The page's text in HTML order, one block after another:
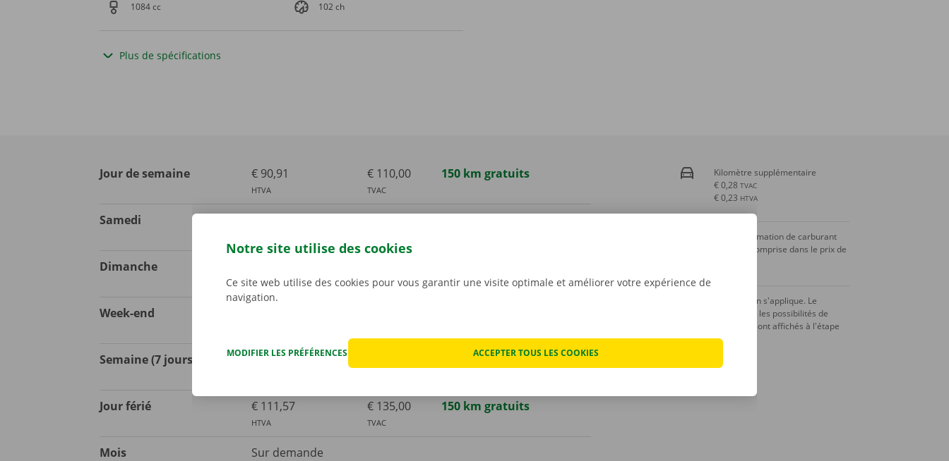
1084 cc
102 ch
Plus de spécifications
Jour de semaine € 90,91
HTVA
€ 110,00
TVAC
150 km gratuits
Samedi
Dimanche
HTVA TVAC
Week-end
Semaine (7 jours) € 454,55 1000 km gratuits
Jour férié € 111,57
HTVA
€ 135,00
TVAC
150 km gratuits
Mois Sur demande
Kilomètre supplémentaire
€ 0,28TVAC
€ 0,23 HTVA
La consommation de carburant
n’est pas comprise dans le prix de
Une caution s'applique. Le
montant et les possibilités de
paiement sont affichés à l'étape
suivante.
Notre site utilise des cookies
Ce site web utilise des cookies pour vous garantir une visite optimale et améliorer votre expérience de
navigation.
MODIFIER LES PRÉFÉRENCES ACCEPTER TOUS LES COOKIES